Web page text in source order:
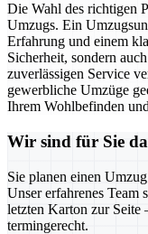
Die Wahl des richtigen
Umzugs. Ein
Erfahrung und einem
Sicherheit, sondern
zuverlässigen Service
gewerbliche Umzüge
Ihrem Wohlbefinden
Wir sind für Sie da
Sie planen einen
Unser erfahrenes Team
letzten Karton zur Seite
termingerecht.